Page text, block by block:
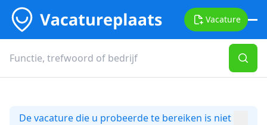
Vacature
De vacature die u probeerde te bereiken is niet